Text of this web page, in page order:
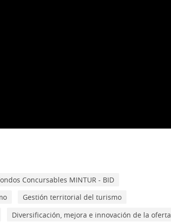
Concursables MINTUR - BID
Gestión territorial del turismo
Diversificación, mejora e innovación de la oferta